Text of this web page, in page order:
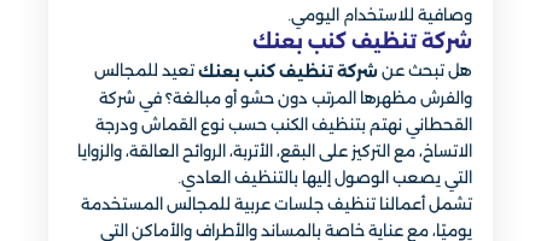
وصافية للاستخدام اليومي.
شركة تنظيف كنب بعنك
هل تبحث عن شركة تنظيف كنب بعنك تعيد للمجالس
والفرش مظهرها المرتب دون حشو أو مبالغة؟ في شركة
القحطاني نهتم بتنظيف الكنب حسب نوع القماش ودرجة
الاتساخ، مع التركيز على البقع، الأتربة، الروائح العالقة، والزوايا
التي يصعب الوصول إليها بالتنظيف العادي.
تشمل أعمالنا تنظيف جلسات عربية للمجالس المستخدمة
يوميًا، مع عناية خاصة بالمساند والأطراف والأماكن التي